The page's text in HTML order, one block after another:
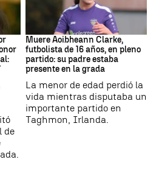
de
Muere Aoibheann Clarke,
futbolista de 16 años, en pleno
partido: su padre estaba
presente en la grada
La menor de edad perdió la
vida mientras disputaba un
importante partido en
Taghmon, Irlanda.